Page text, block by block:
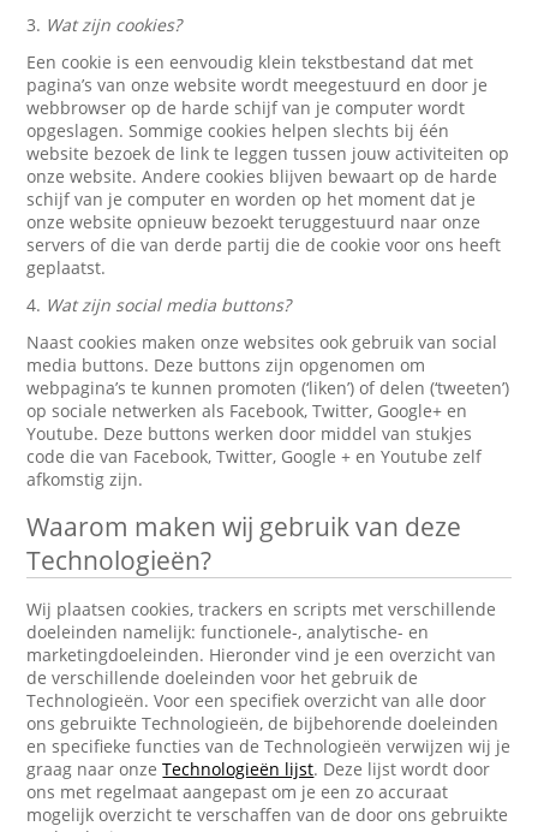
3. Wat zijn cookies?
Een cookie is een eenvoudig klein tekstbestand dat met
pagina’s van onze website wordt meegestuurd en door je
webbrowser op de harde schijf van je computer wordt
opgeslagen. Sommige cookies helpen slechts bij één
website bezoek de link te leggen tussen jouw activiteiten op
onze website. Andere cookies blijven bewaart op de harde
schijf van je computer en worden op het moment dat je
onze website opnieuw bezoekt teruggestuurd naar onze
servers of die van derde partij die de cookie voor ons heeft
geplaatst.
4. Wat zijn social media buttons?
Naast cookies maken onze websites ook gebruik van social
media buttons. Deze buttons zijn opgenomen om
webpagina’s te kunnen promoten (‘liken’) of delen (‘tweeten’)
op sociale netwerken als Facebook, Twitter, Google+ en
Youtube. Deze buttons werken door middel van stukjes
code die van Facebook, Twitter, Google + en Youtube zelf
afkomstig zijn.
Waarom maken wij gebruik van deze
Technologieën?
Wij plaatsen cookies, trackers en scripts met verschillende
doeleinden namelijk: functionele-, analytische- en
marketingdoeleinden. Hieronder vind je een overzicht van
de verschillende doeleinden voor het gebruik de
Technologieën. Voor een specifiek overzicht van alle door
ons gebruikte Technologieën, de bijbehorende doeleinden
en specifieke functies van de Technologieën verwijzen wij je
graag naar onzeTechnologieën lijst. Deze lijst wordt door
ons met regelmaat aangepast om je een zo accuraat
mogelijk overzicht te verschaffen van de door ons gebruikte